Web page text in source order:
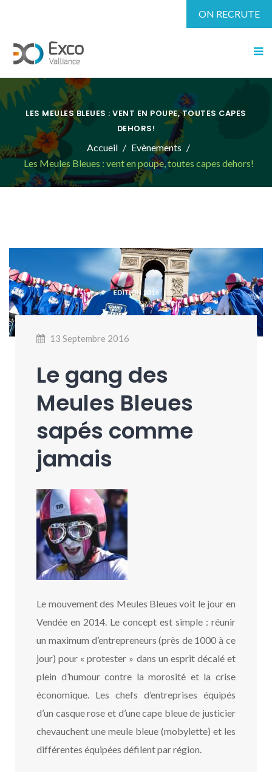
ON RECRUTE
LES MEULES BLEUES : VENT EN POUPE, TOUTES CAPES
DEHORS!
Accueil
Evènements
Les Meules Bleues : vent en poupe, toutes capes dehors!
13 Septembre 2016
Le gang des
Meules Bleues
sapés comme
jamais
Le mouvement des Meules Bleues voit le jour en
Vendée en 2014. Le concept est simple : réunir
un maximum d’entrepreneurs (près de 1000 à ce
jour) pour « protester » dans un esprit décalé et
plein d’humour contre la morosité et la crise
économique. Les chefs d’entreprises équipés
d’un casque rose et d’une cape bleue de justicier
chevauchent une meule bleue (mobylette) et les
différentes équipées défilent par région.